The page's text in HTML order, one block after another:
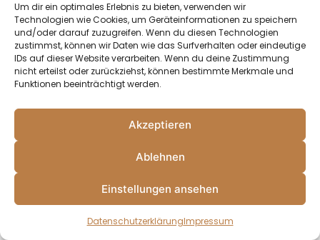
Um dir ein optimales Erlebnis zu bieten, verwenden wir
Technologien wie Cookies, um Geräteinformationen zu speichern
und/oder darauf zuzugreifen. Wenn du diesen Technologien
zustimmst, können wir Daten wie das Surfverhalten oder eindeutige
IDs auf dieser Website verarbeiten. Wenn du deine Zustimmung
nicht erteilst oder zurückziehst, können bestimmte Merkmale und
Funktionen beeinträchtigt werden.
Akzeptieren
Ablehnen
Einstellungen ansehen
DatenschutzerklärungImpressum
info@huber-potatoes.de
huber-potatoes.de
Impressum